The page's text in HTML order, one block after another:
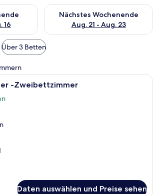
16
für dieses Wochenende, Aug. 14
Nächstes Wochenende
Aug. 21 - Aug. 23
Überprüfe die Verfügbarkeit
Über 3 Betten
Ein Zimmer mit einem Bett, einem
-Zweibettzimmer
Daten auswählen und Preise sehen